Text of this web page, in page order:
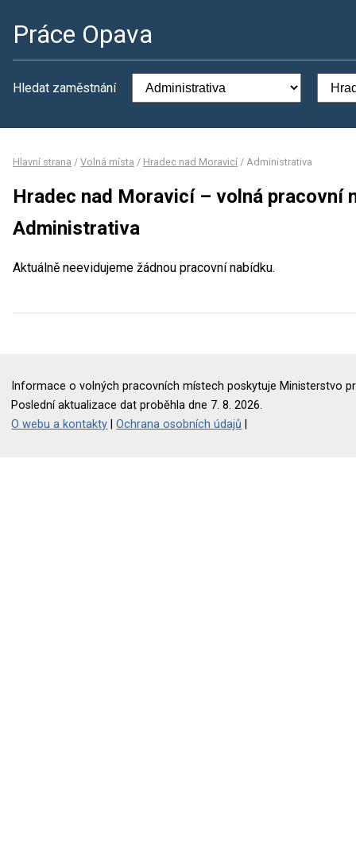
Práce Opava
Hledat zaměstnání
Hlavní strana / Volná místa / Hradec nad Moravicí / Administrativa
Hradec nad Moravicí – volná pracovní
Administrativa
Aktuálně neevidujeme žádnou pracovní nabídku.
Informace o volných pracovních místech poskytuje Ministerstvo
Poslední aktualizace dat proběhla dne 7. 8. 2026.
O webu a kontakty |Ochrana osobních údajů